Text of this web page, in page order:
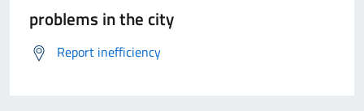
problems in the city
Report inefficiency